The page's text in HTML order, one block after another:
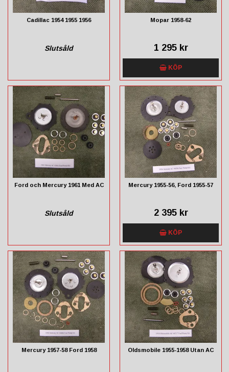
Cadillac 1954 1955 1956
Slutsåld
Mopar 1958-62
1 295 kr
KÖP
Ford och Mercury 1961 Med AC
Slutsåld
Mercury 1955-56, Ford 1955-57
2 395 kr
KÖP
Mercury 1957-58 Ford 1958 Oldsmobile 1955-1958 Utan AC